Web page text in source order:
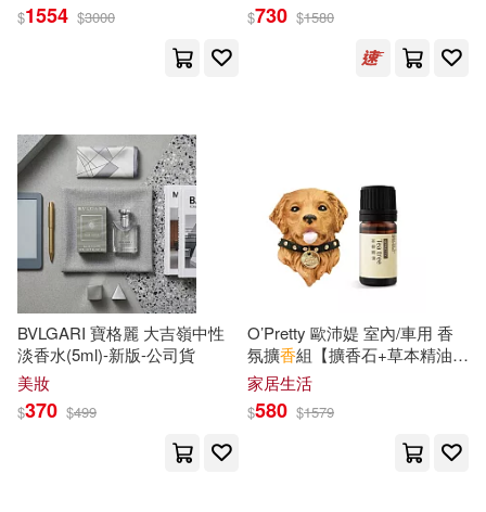
餐廚生活(709) 電子票證(4)
寵物生活(659)
故宮精品(3) 電子書閱讀器(1)
電子書(4116)
ラインコミュニケーションズ(62)
三香見SAKA(54)
Milkyway(52)
プレステージ出版（写真集）(50)
小梅けいと(50) 文倉十(47)
咲香里(46)
中華書局(326)
長鴻出版社(229) 商務(222)
皇冠(190) MTEX(184)
PAD(183) 三聯書店(178)
藍海文化(155)
(可複選)
可超商取貨(19256)
可海外宅配(15913)
可港澳店取(14905)
可新加坡店取(14567)
可菲律賓店取(14932)
$1554 $3000 $730 $1580
BVLGARI 寶格麗 大吉嶺中性
淡香水(5ml)-新版-公司貨
美妝
$370 $499
O’Pretty 歐沛媞 室內/車用 香
氛擴香組【擴香石+草本精油
(5ml)】-多款可選 黃金獵犬+茶
樹
家居生活
$580 $1579